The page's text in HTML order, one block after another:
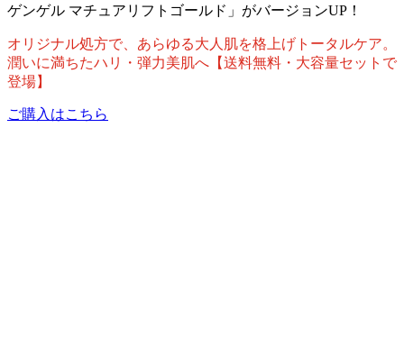
ゲンゲル マチュアリフトゴールド」がバージョンUP！
オリジナル処方で、あらゆる大人肌を格上げトータルケア。
潤いに満ちたハリ・弾力美肌へ【送料無料・大容量セットで
登場】
ご購入はこちら